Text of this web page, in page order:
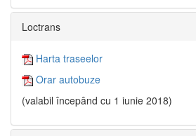
Loctrans
Harta traseelor
Orar autobuze
(valabil începând cu 1 iunie 2018)